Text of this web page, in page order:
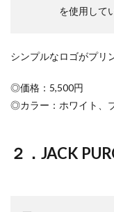
を使用して
シンプルなロゴがプリ
◎価格：5,500円
◎カラー：ホワイト、
２．JACK